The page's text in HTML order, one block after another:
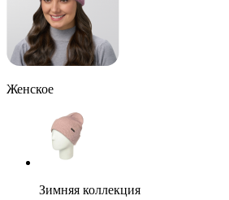
Женское
Зимняя коллекция